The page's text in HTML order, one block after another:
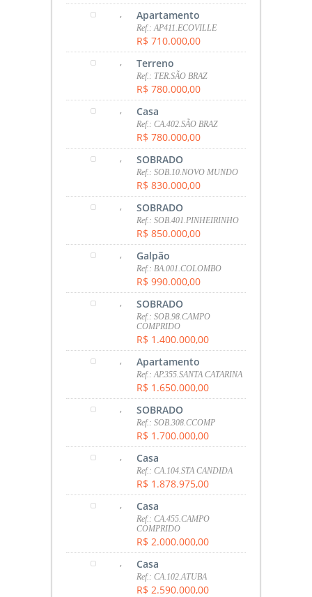
, Apartamento
Ref.: AP411.ECOVILLE
R$ 710.000,00
, Terreno
Ref.: TER.SÃO BRAZ
R$ 780.000,00
, Casa
Ref.: CA.402.SÃO BRAZ
R$ 780.000,00
, SOBRADO
Ref.: SOB.10.NOVO MUNDO
R$ 830.000,00
, SOBRADO
Ref.: SOB.401.PINHEIRINHO
R$ 850.000,00
, Galpão
Ref.: BA.001.COLOMBO
R$ 990.000,00
, SOBRADO
Ref.: SOB.98.CAMPO
COMPRIDO
R$ 1.400.000,00
, Apartamento
Ref.: AP.355.SANTA CATARINA
R$ 1.650.000,00
, SOBRADO
Ref.: SOB.308.CCOMP
R$ 1.700.000,00
, Casa
Ref.: CA.104.STA CANDIDA
R$ 1.878.975,00
, Casa
Ref.: CA.455.CAMPO
COMPRIDO
R$ 2.000.000,00
, Casa
Ref.: CA.102.ATUBA
R$ 2.590.000,00